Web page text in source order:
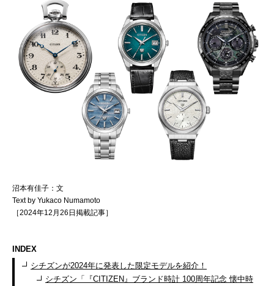
沼本有佳子：文
Text by Yukaco Numamoto
［2024年12月26日掲載記事］
INDEX
シチズンが2024年に発表した限定モデルを紹介！
シチズン「『CITIZEN』ブランド時計 100周年記念 懐中時